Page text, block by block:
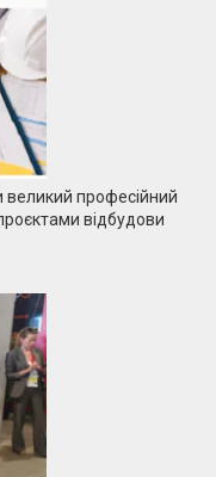
великий професійний
відбудови